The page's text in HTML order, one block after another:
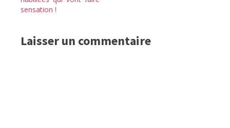
sensation !
Laisser un commentaire